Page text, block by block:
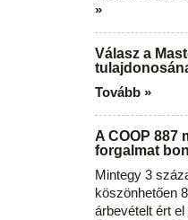
»
Válasz a
Tovább »
A COOP 887
forgalmat
Mintegy 3
köszönhetően
árbevételt ért